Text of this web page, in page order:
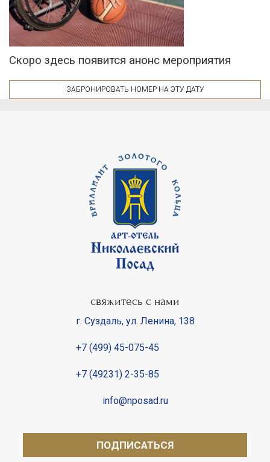
Скоро здесь появится анонс мероприятия
ЗАБРОНИРОВАТЬ НОМЕР НА ЭТУ ДАТУ
свяжитесь с нами
г. Суздаль, ул. Ленина, 138
+7 (499) 45-075-45
+7 (49231) 2-35-85
info@nposad.ru
ПОДПИСАТЬСЯ